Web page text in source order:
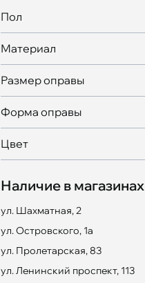
Пол
Материал
Размер оправы
Форма оправы
Цвет
Наличие в магазинах
ул. Шахматная, 2
ул. Островского, 1а
ул. Пролетарская, 83
ул. Ленинский проспект, 113